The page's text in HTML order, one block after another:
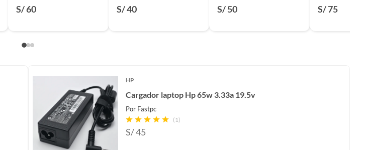
S/ 60 S/ 40 S/ 50 S/ 75
HP
Cargador laptop Hp 65w 3.33a 19.5v
Por Fastpc
(1)
S/45